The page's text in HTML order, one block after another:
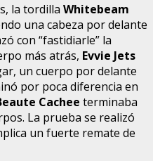
la tordilla Whitebeam
una cabeza por delante
con “fastidiarle” la
más atrás, Evvie Jets
un cuerpo por delante
por poca diferencia en
Cachee terminaba
La prueba se realizó
un fuerte remate de